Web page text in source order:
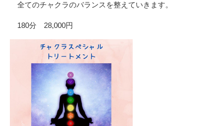
全てのチャクラのバランスを整えていきます。
180分 28,000円